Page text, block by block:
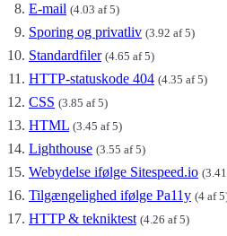
E-mail (4.03 af 5)
Sporing og privatliv (3.92 af 5)
Standardfiler (4.65 af 5)
HTTP-statuskode 404 (4.35 af 5)
CSS (3.85 af 5)
HTML (3.45 af 5)
Lighthouse (3.55 af 5)
Webydelse ifølge Sitespeed.io
Tilgængelighed ifølge Pa11y (4 af
HTTP & tekniktest (4.26 af 5)